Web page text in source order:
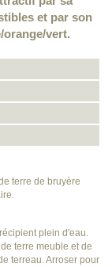
et par son
vert.
terre de bruyère
plein d'eau.
terre meuble et de
terreau. Arroser pour